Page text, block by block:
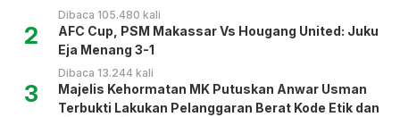
Dibaca 105.480 kali
2
AFC Cup, PSM Makassar Vs Hougang United: Juku
Eja Menang 3-1
Dibaca 13.244 kali
3
Majelis Kehormatan MK Putuskan Anwar Usman
Terbukti Lakukan Pelanggaran Berat Kode Etik dan